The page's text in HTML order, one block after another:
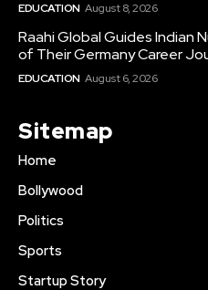
EDUCATION August 8, 2026
Raahi Global Guides Indian
of Their Germany Career
EDUCATION August 6, 2026
Sitemap
Home
Bollywood
Politics
Sports
Startup Story